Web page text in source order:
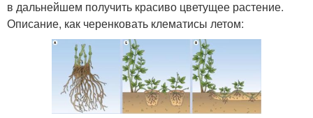
в дальнейшем получить красиво цветущее растение.
Описание, как черенковать клематисы летом: